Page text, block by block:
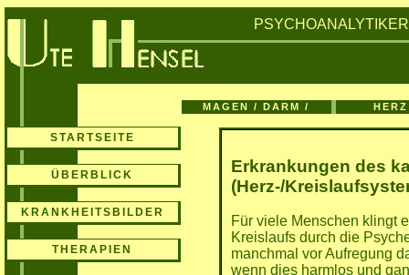
STARTSEITE
ÜBERBLICK
KRANKHEITSBILDER
THERAPIEN
MAGEN / DARM /
Erkrankungen des
(Herz-/
Für viele Menschen klingt
Kreislaufs durch die
manchmal vor Aufregung
wenn dies harmlos und